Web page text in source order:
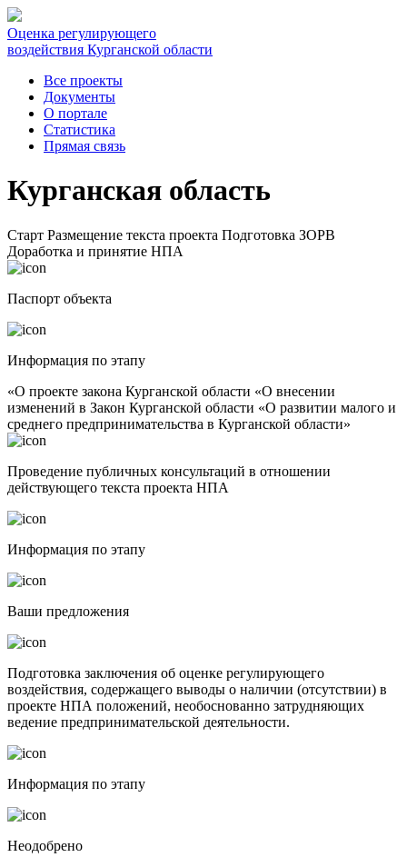
Оценка регулирующего
воздействия Курганской области
Все проекты
Документы
О портале
Статистика
Прямая связь
Курганская область
Старт Размещение текста проекта Подготовка ЗОРВ
Доработка и принятие НПА
Паспорт объекта
Информация по этапу
«О проекте закона Курганской области «О внесении
изменений в Закон Курганской области «О развитии малого и
среднего предпринимательства в Курганской области»
Проведение публичных консультаций в отношении
действующего текста проекта НПА
Информация по этапу
Ваши предложения
Подготовка заключения об оценке регулирующего
воздействия, содержащего выводы о наличии (отсутствии) в
проекте НПА положений, необоснованно затрудняющих
ведение предпринимательской деятельности.
Информация по этапу
Неодобрено